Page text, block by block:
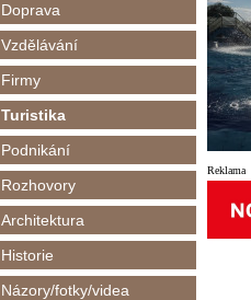
Doprava
Vzdělávání
Firmy
Turistika
Podnikání
Rozhovory
Architektura
Historie
Názory/fotky/videa
Reklama